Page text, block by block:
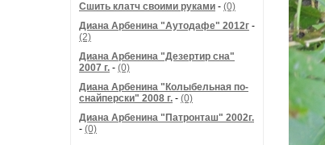
Сшить клатч своими руками - (0)
Диана Арбенина "Аутодафе" 2012г -
(2)
Диана Арбенина "Дезертир сна"
2007 г. - (0)
Диана Арбенина "Колыбельная по-
снайперски" 2008 г. - (0)
Диана Арбенина "Патронташ" 2002г.
- (0)